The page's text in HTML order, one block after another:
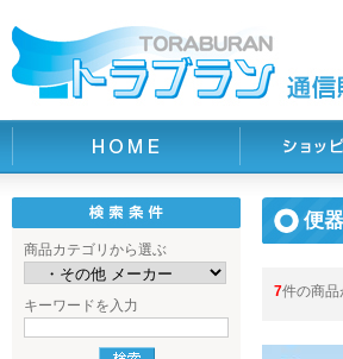
商品カテゴリから選ぶ
キーワードを入力
便
7件の商品